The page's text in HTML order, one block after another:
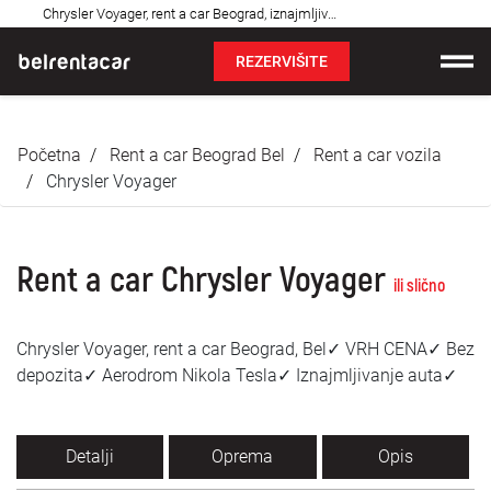
Chrysler Voyager, rent a car Beograd, iznajmljivanje auta: Bel✓
pitanja
REZERVIŠITE
Cene
O nama
Najčešća pitanja
Kontakt
Početna Rent a car Beograd Bel
Rent a car vozila
Chrysler Voyager
Rent a car Chrysler Voyager ili slično
Chrysler Voyager, rent a car Beograd, Bel✓ VRH CENA✓ Bez
depozita✓ Aerodrom Nikola Tesla✓ Iznajmljivanje auta✓
Detalji Oprema Opis